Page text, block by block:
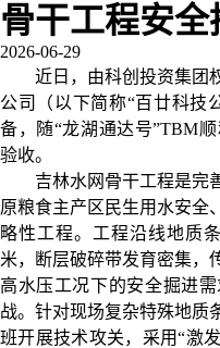
骨干工程安全
2026-06-29
近日，由科创投资集团
公司（以下简称“百廿科技
备，随“龙湖通达号”TBM
验收。
吉林水网骨干工程是完
原粮食主产区民生用水安全
略性工程。工程沿线地质
米，断层破碎带发育密集，
高水压工况下的安全掘进
战。针对现场复杂特殊地质
班开展技术攻关，采用“激